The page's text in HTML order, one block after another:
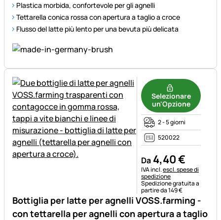
Plastica morbida, confortevole per gli agnelli
Tettarella conica rossa con apertura a taglio a croce
Flusso del latte più lento per una bevuta più delicata
Bottiglia per latte per agnelli VOSS.farming -
con tettarella per agnelli con apertura a taglio
Selezionare
un'Opzione
2 - 5 giorni
520022
Da 4,40€
Informazioni fiscali:
IVA incl.escl. spese di
spedizione
Spedizione gratuita a
partire da 149 €